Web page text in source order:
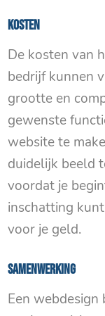
Kosten
De kosten van
bedrijf kunnen
grootte en
gewenste
website te
duidelijk beeld
voordat je
inschatting
voor je geld.
Samenwerking
Een webdesign